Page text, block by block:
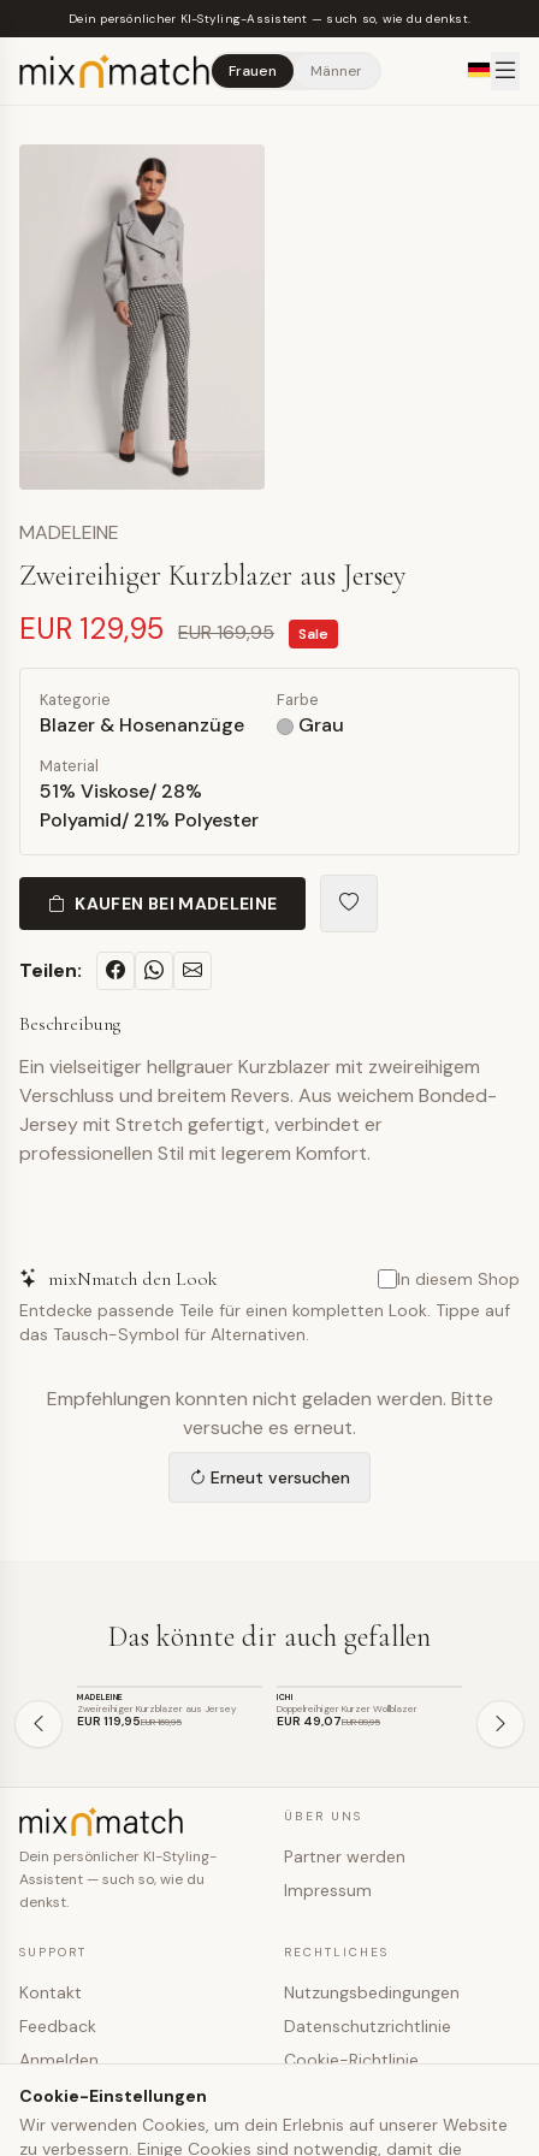
Skip to main content
Dein persönlicher KI-Styling-Assistent — such so, wie du denkst.
Frauen Männer
MADELEINE
Zweireihiger Kurzblazer aus Jersey
EUR 129,95 EUR 169,95 Sale
Kategorie
Blazer & Hosenanzüge
Farbe
Grau
Material
51% Viskose/ 28%
Polyamid/ 21% Polyester
KAUFEN BEI MADELEINE
Teilen:
Beschreibung
Ein vielseitiger hellgrauer Kurzblazer mit zweireihigem
Verschluss und breitem Revers. Aus weichem Bonded-
Jersey mit Stretch gefertigt, verbindet er
professionellen Stil mit legerem Komfort.
mixNmatch den Look
In diesem Shop
Entdecke passende Teile für einen kompletten Look. Tippe auf
das Tausch-Symbol für Alternativen.
Empfehlungen konnten nicht geladen werden. Bitte
versuche es erneut.
Erneut versuchen
Das könnte dir auch gefallen
SALE
MADELEINE
Zweireihiger Kurzblazer aus Jersey
EUR 119,95EUR 169,95
SALE
ICHI
Doppelreihiger Kurzer Wollblazer
EUR 49,07EUR 89,95
SALE
EUR 215
Dein persönlicher KI-Styling-
Assistent — such so, wie du
denkst.
ÜBER UNS
Partner werden
Impressum
SUPPORT
Kontakt
Feedback
Anmelden
Registrieren
RECHTLICHES
Nutzungsbedingungen
Datenschutzrichtlinie
Cookie-Richtlinie
Cookie-Einstellungen
Wir verwenden Cookies, um dein Erlebnis auf unserer Website
zu verbessern. Einige Cookies sind notwendig, damit die